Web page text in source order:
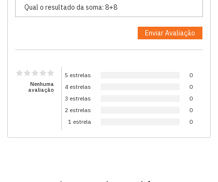
Nenhuma
avaliação
5 estrelas
0
4 estrelas
0
3 estrelas
0
2 estrelas
0
1 estrela
0